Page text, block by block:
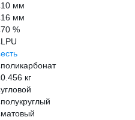
10 мм
16 мм
70 %
LPU
есть
поликарбонат
0.456 кг
угловой
полукруглый
матовый